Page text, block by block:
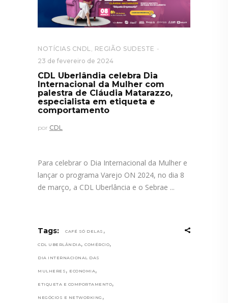
NOTÍCIAS CNDL
REGIÃO SUDESTE
23 de fevereiro de 2024
CDL Uberlândia celebra Dia
Internacional da Mulher com
palestra de Cláudia Matarazzo,
especialista em etiqueta e
comportamento
por CDL
Para celebrar o Dia Internacional da Mulher e
lançar o programa Varejo ON 2024, no dia 8
de março, a CDL Uberlância e o Sebrae
Tags: CAFÉ SÓ DELAS ,
CDL UBERLÂNDIA , COMÉRCIO,
DIA INTERNACIONAL DAS
MULHERES , ECONOMIA ,
ETIQUETA E COMPORTAMENTO,
NEGÓCIOS E NETWORKING ,